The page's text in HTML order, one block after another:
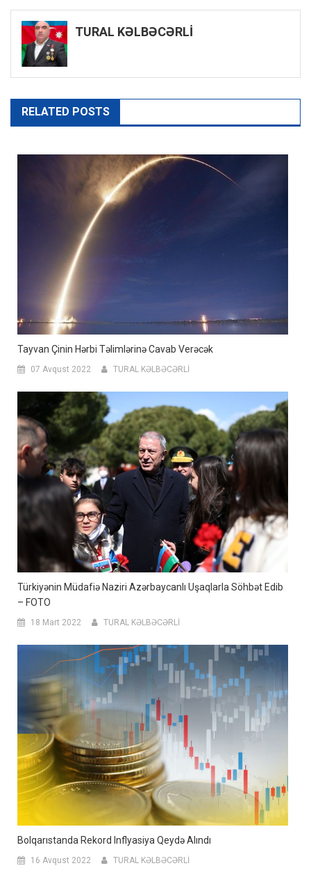
naviqasiyası
TURAL KƏLBƏCƏRLİ
RELATED POSTS
Tayvan Çinin Hərbi Təlimlərinə Cavab Verəcək
07 Avqust 2022 TURAL KƏLBƏCƏRLİ
Türkiyənin Müdafiə Naziri Azərbaycanlı Uşaqlarla Söhbət Edib
– FOTO
18 Mart 2022 TURAL KƏLBƏCƏRLİ
Bolqarıstanda Rekord Inflyasiya Qeydə Alındı
16 Avqust 2022 TURAL KƏLBƏCƏRLİ